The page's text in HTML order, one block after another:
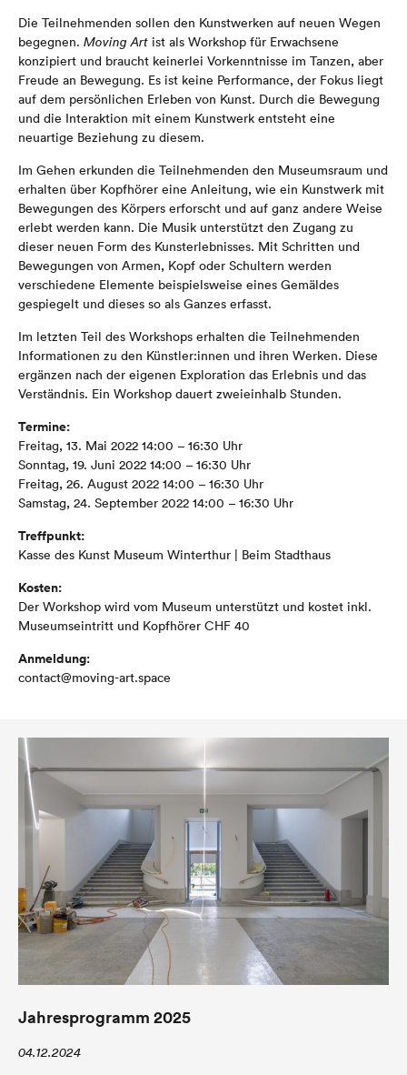
Die Teilnehmenden sollen den Kunstwerken auf neuen Wegen
begegnen. Moving Art ist als Workshop für Erwachsene
konzipiert und braucht keinerlei Vorkenntnisse im Tanzen, aber
Freude an Bewegung. Es ist keine Performance, der Fokus liegt
auf dem persönlichen Erleben von Kunst. Durch die Bewegung
und die Interaktion mit einem Kunstwerk entsteht eine
neuartige Beziehung zu diesem.
Im Gehen erkunden die Teilnehmenden den Museumsraum und
erhalten über Kopfhörer eine Anleitung, wie ein Kunstwerk mit
Bewegungen des Körpers erforscht und auf ganz andere Weise
erlebt werden kann. Die Musik unterstützt den Zugang zu
dieser neuen Form des Kunsterlebnisses. Mit Schritten und
Bewegungen von Armen, Kopf oder Schultern werden
verschiedene Elemente beispielsweise eines Gemäldes
gespiegelt und dieses so als Ganzes erfasst.
Im letzten Teil des Workshops erhalten die Teilnehmenden
Informationen zu den Künstler:innen und ihren Werken. Diese
ergänzen nach der eigenen Exploration das Erlebnis und das
Verständnis. Ein Workshop dauert zweieinhalb Stunden.
Termine:
Freitag, 13. Mai 2022 14:00 – 16:30 Uhr
Sonntag, 19. Juni 2022 14:00 – 16:30 Uhr
Freitag, 26. August 2022 14:00 – 16:30 Uhr
Samstag, 24. September 2022 14:00 – 16:30 Uhr
Treffpunkt:
Kasse des Kunst Museum Winterthur | Beim Stadthaus
Kosten:
Der Workshop wird vom Museum unterstützt und kostet inkl.
Museumseintritt und Kopfhörer CHF 40
Anmeldung:
contact@moving-art.space
Jahresprogramm 2025
04.12.2024